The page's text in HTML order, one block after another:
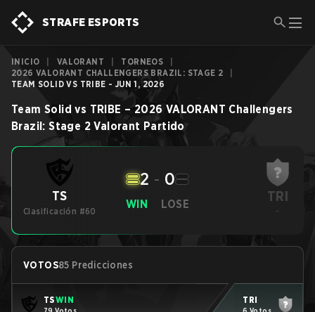
STRAFE ESPORTS
INICIO VALORANT TORNEOS
2026 VALORANT CHALLENGERS BRAZIL: STAGE 2
TEAM SOLID VS TRIBE - JUN 1, 2026
Team Solid vs TRIBE –2026 VALORANT Challengers
Brazil: Stage 2 Valorant Partido
TS
Clasificación #60
WIN
2 - 0
LOSE TRI
-
VOTOS85 Predicciones
TSWIN
79 Votos
TRI
6 Votos